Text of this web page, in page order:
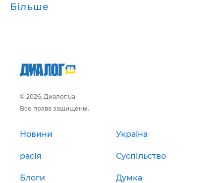
Більше
© 2026, Диалог.ua
Все права защищены.
Новини Україна
расія Суспільство
Блоги Думка